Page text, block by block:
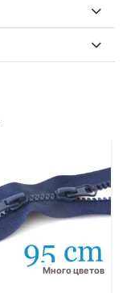
Много цветов